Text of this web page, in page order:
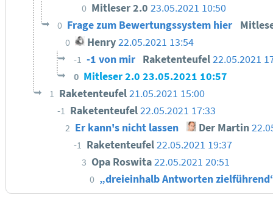
0 Mitleser 2.0 23.05.2021 10:50
0 Frage zum Bewertungssystem hier
0 Henry22.05.2021 13:54
-1 -1 von mir Raketenteufel22.05.2021
0 Mitleser 2.0 23.05.2021 10:57
1 Raketenteufel21.05.2021 15:00
-1 Raketenteufel22.05.2021 17:33
2 Er kann's nicht lassen Der Martin
-1 Raketenteufel22.05.2021 19:37
3 Opa Roswita22.05.2021 20:51
0 „dreieinhalb Antworten